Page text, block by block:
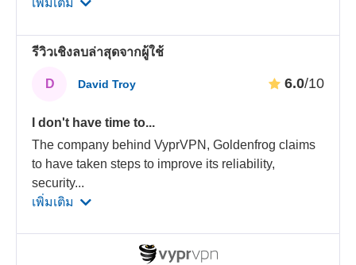
เพิ่มเติม
รีวิวเชิงลบล่าสุดจากผู้ใช้
D David Troy 6.0/10
I don't have time to...
The company behind VyprVPN, Goldenfrog claims
to have taken steps to improve its reliability,
security...
เพิ่มเติม